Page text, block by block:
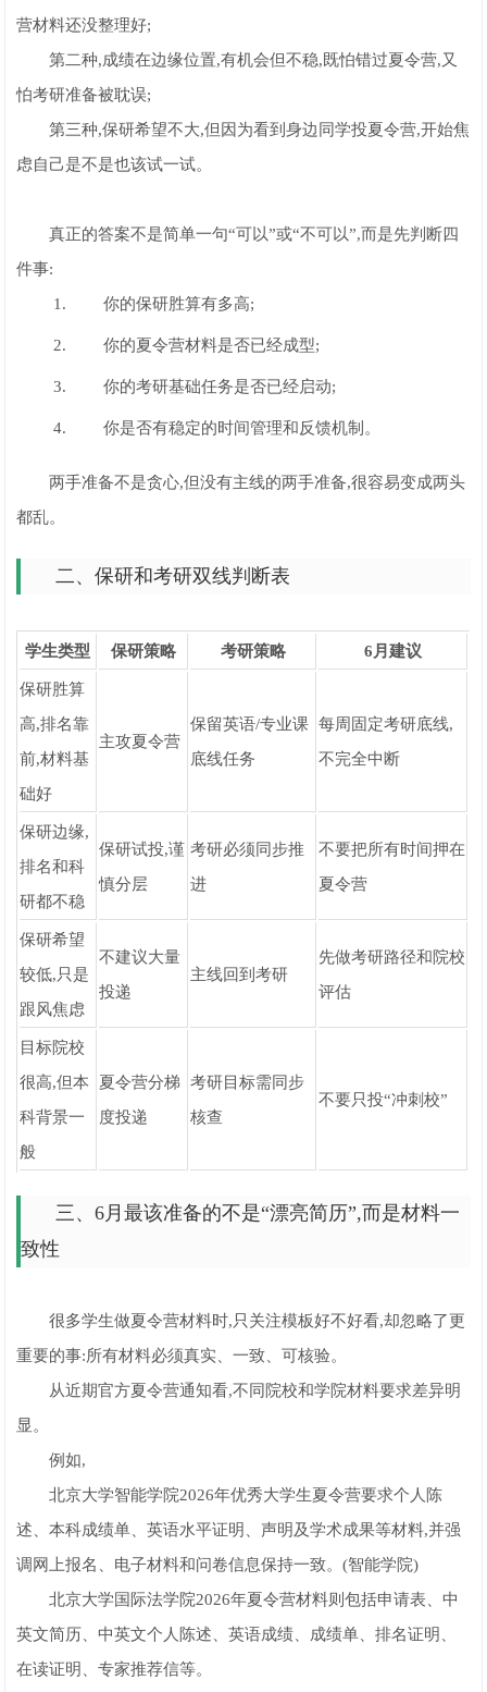
营材料还没整理好;
第二种,成绩在边缘位置,有机会但不稳,既怕错过夏令营,又
怕考研准备被耽误;
第三种,保研希望不大,但因为看到身边同学投夏令营,开始焦
虑自己是不是也该试一试。
真正的答案不是简单一句“可以”或“不可以”,而是先判断四
件事:
你的保研胜算有多高;
你的夏令营材料是否已经成型;
你的考研基础任务是否已经启动;
你是否有稳定的时间管理和反馈机制。
两手准备不是贪心,但没有主线的两手准备,很容易变成两头
都乱。
二、保研和考研双线判断表
学生类型 保研策略 考研策略 6月建议
保研胜算
高,排名靠
前,材料基
础好
主攻夏令营
保留英语/专业课
底线任务
每周固定考研底线,
不完全中断
保研边缘,
排名和科
研都不稳
保研试投,谨
慎分层
考研必须同步推
进
不要把所有时间押在
夏令营
保研希望
较低,只是
跟风焦虑
不建议大量
投递
主线回到考研
先做考研路径和院校
评估
目标院校
很高,但本
科背景一
般
夏令营分梯
度投递
考研目标需同步
核查
不要只投“冲刺校”
三、6月最该准备的不是“漂亮简历”,而是材料一
致性
很多学生做夏令营材料时,只关注模板好不好看,却忽略了更
重要的事:所有材料必须真实、一致、可核验。
从近期官方夏令营通知看,不同院校和学院材料要求差异明
显。
例如,
北京大学智能学院2026年优秀大学生夏令营要求个人陈
述、本科成绩单、英语水平证明、声明及学术成果等材料,并强
调网上报名、电子材料和问卷信息保持一致。(智能学院)
北京大学国际法学院2026年夏令营材料则包括申请表、中
英文简历、中英文个人陈述、英语成绩、成绩单、排名证明、
在读证明、专家推荐信等。